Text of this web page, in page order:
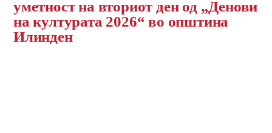
уметност на вториот ден од „Денови
на културата 2026“ во општина
Илинден